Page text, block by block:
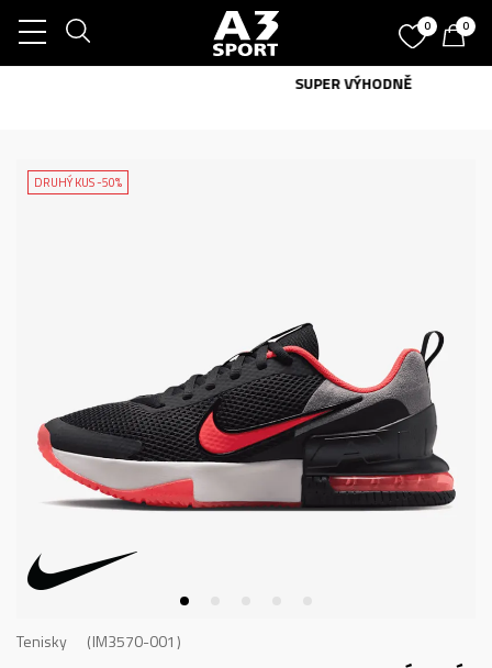
0 0
SUPER VÝHODNĚ
DRUHÝ KUS -50%
Tenisky IM3570-001